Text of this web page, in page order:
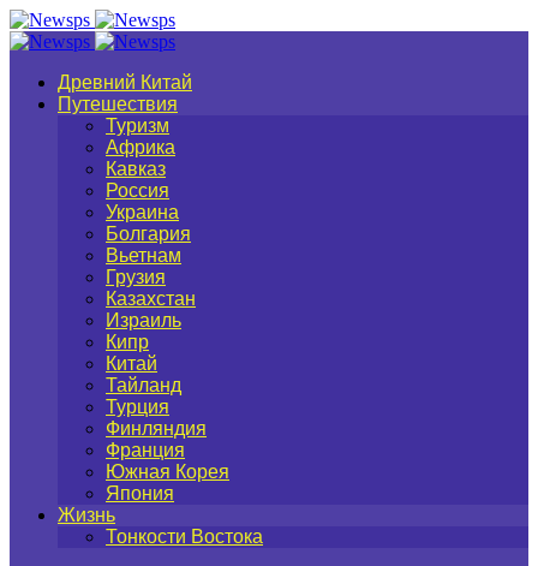
Древний Китай
Путешествия
Туризм
Африка
Кавказ
Россия
Украина
Болгария
Вьетнам
Грузия
Казахстан
Израиль
Кипр
Китай
Тайланд
Турция
Финляндия
Франция
Южная Корея
Япония
Жизнь
Тонкости Востока